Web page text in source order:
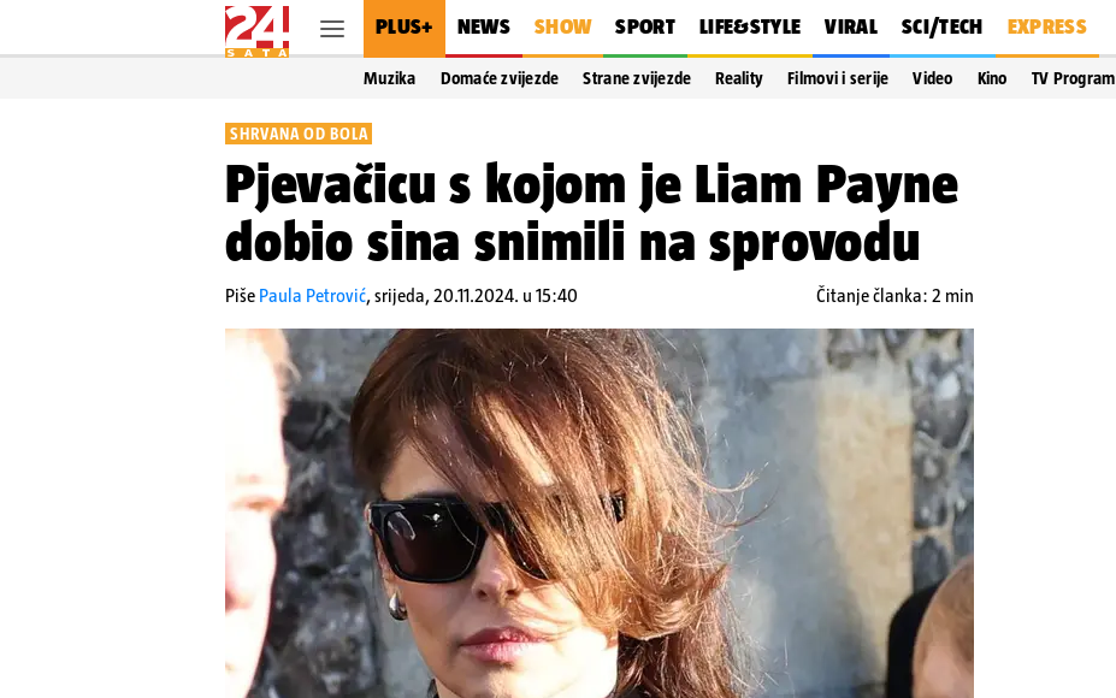
PLUS+ NEWS SHOW SPORT LIFE&STYLE VIRAL SCI/TECH EXPRESS
Muzika Domaće zvijezde Strane zvijezde Reality Filmovi i serije Video Kino TV Program
SHRVANA OD BOLA
Pjevačicu s kojom je Liam Payne
dobio sina snimili na sprovodu
Piše Paula Petrović,srijeda, 20.11.2024. u 15:40 Čitanje članka: 2 min